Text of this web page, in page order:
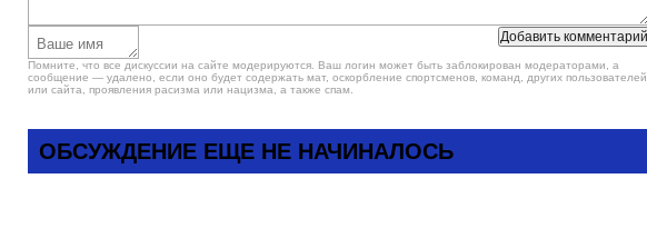
Помните, что все дискуссии на сайте модерируются. Ваш логин может быть заблокирован модераторами, а
сообщение — удалено, если оно будет содержать мат, оскорбление спортсменов, команд, других пользователей
или сайта, проявления расизма или нацизма, а также спам.
ОБСУЖДЕНИЕ ЕЩЕ НЕ НАЧИНАЛОСЬ